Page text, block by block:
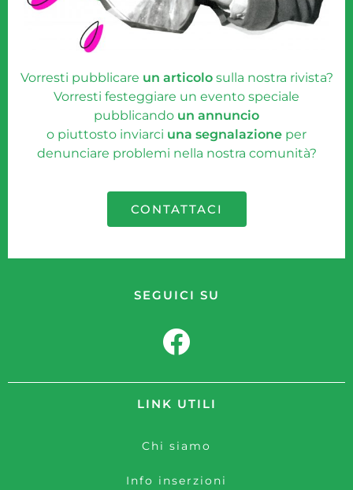
Vorresti pubblicare un articolosulla nostra rivista?
Vorresti festeggiare un evento speciale
pubblicando un annuncio
o piuttosto inviarci una segnalazione per
denunciare problemi nella nostra comunità?
CONTATTACI
LINK UTILI
Chi siamo
Info inserzioni
SEGUICI SU